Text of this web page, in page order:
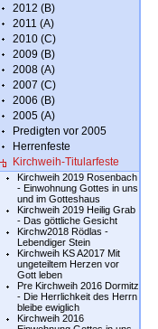
2012 (B)
2011 (A)
2010 (C)
2009 (B)
2008 (A)
2007 (C)
2006 (B)
2005 (A)
Predigten vor 2005
Herrenfeste
Kirchweih-Titularfeste
Kirchweih 2019 Rosenbach
- Einwohnung Gottes in uns
und im Gotteshaus
Kirchweih 2019 Heilig Grab
- Das göttliche Gesicht
Kirchw2018 Rödlas -
Lebendiger Stein
Kirchweih KS A2017 Mit
ungeteiltem Herzen vor
Gott leben
Pre Kirchweih 2016 Dormitz
- Die Herrlichkeit des Herrn
bleibe ewiglich
Kirchweih 2016